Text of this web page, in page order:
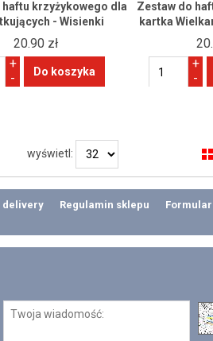
krzyżykowego dla
- Wisienki
20.90 zł
+
-
Zestaw do
kartka
+
-
wyświetl:
delivery Regulamin sklepu